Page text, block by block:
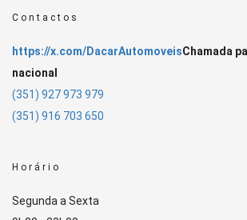
Contactos
https://x.com/DacarAutomoveisChamada
nacional
(351) 927 973 979
(351) 916 703 650
Horário
Segunda a Sexta